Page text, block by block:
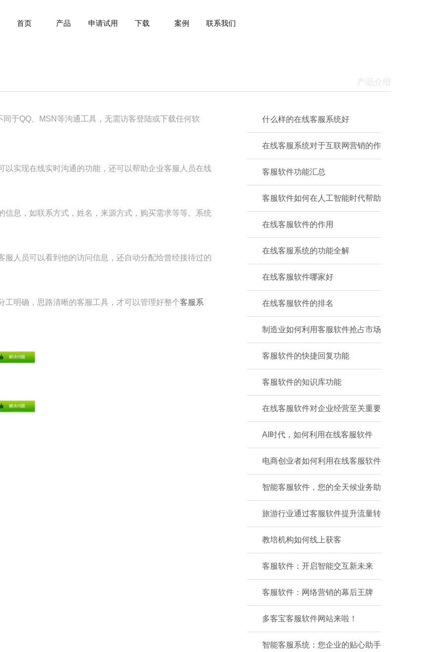
首页 产品 申请试用 下载 案例 联系我们
产品介绍
于QQ、MSN等沟通工具，无需访客登陆或下载任何软
以实现在线实时沟通的功能，还可以帮助企业客服人员在线
息，如联系方式，姓名，来源方式，购买需求等等。系统
人员可以看到他的访问信息，还自动分配给曾经接待过的
明确，思路清晰的客服工具，才可以管理好整个客服系
什么样的在线客服系统好
在线客服系统对于互联网营销的作
客服软件功能汇总
客服软件如何在人工智能时代帮助
在线客服软件的作用
在线客服系统的功能全解
在线客服软件哪家好
在线客服软件的排名
制造业如何利用客服软件抢占市场
客服软件的快捷回复功能
客服软件的知识库功能
在线客服软件对企业经营至关重要
AI时代，如何利用在线客服软件
电商创业者如何利用在线客服软件
智能客服软件，您的全天候业务助
旅游行业通过客服软件提升流量转
教培机构如何线上获客
客服软件：开启智能交互新未来
客服软件：网络营销的幕后王牌
多客宝客服软件网站来啦！
智能客服系统：您企业的贴心助手